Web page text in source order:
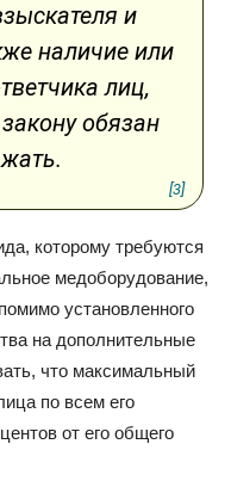
и
наличие или
лиц,
обязан
[3]
которому требуются
медоборудование,
установленного
на дополнительные
что максимальный
по всем его
от его общего